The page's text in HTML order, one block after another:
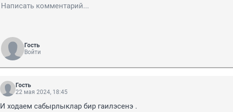
Гость
Войти
Гость
22 мая 2024, 18:45
И ходаем сабырлыклар бир гаилэсенэ .